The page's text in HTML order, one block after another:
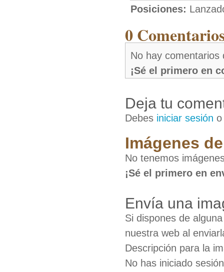
Posiciones:
0
No hay comentarios
¡Sé el primero en
Deja tu
Debes iniciar sesión
Imágenes
No tenemos
¡Sé el primero en
Envía una
Si dispones de
nuestra web al
Descripción para la
No has iniciado